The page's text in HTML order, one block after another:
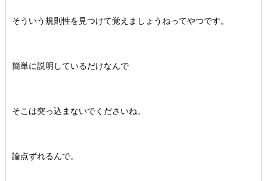
そういう規則性を見つけて覚えましょうねってやつです。
簡単に説明しているだけなんで
そこは突っ込まないでくださいね。
論点ずれるんで。